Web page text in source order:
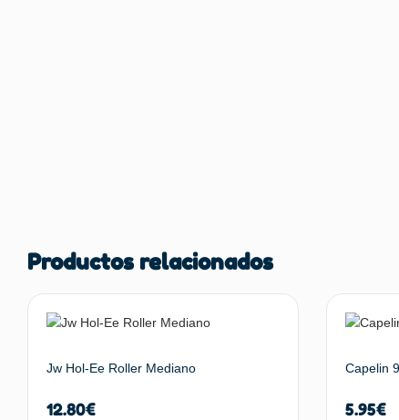
Productos relacionados
Jw Hol-Ee Roller Mediano
12.80€
Capelin
5.95€